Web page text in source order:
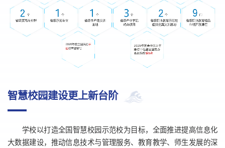
智慧校园建设更上新台阶
学校以打造全国智慧校园示范校为目标，全面推进提高信息化
大数据建设，推动信息技术与管理服务、教育教学、师生发展的深